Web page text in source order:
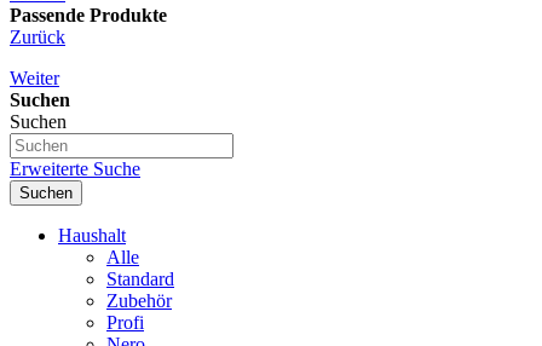
Passende Produkte
Zurück
Weiter
Suchen
Suchen
Erweiterte Suche
Suchen
Haushalt
Alle
Standard
Zubehör
Profi